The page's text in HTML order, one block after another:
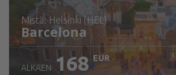
mistä: Helsinki (HEL)
Barcelona
ALKAEN 168 EUR